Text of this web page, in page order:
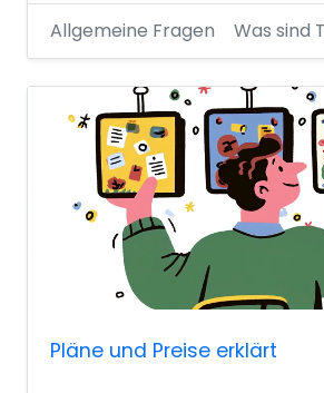
Allgemeine Fragen Was sind
Pläne und Preise erklärt